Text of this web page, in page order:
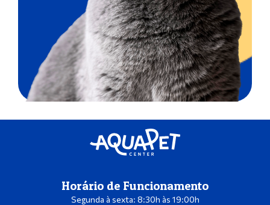
Horário de Funcionamento
Segunda à sexta: 8:30h às 19:00h